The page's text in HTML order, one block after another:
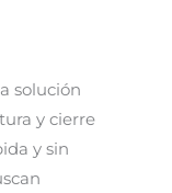
solución
y cierre
y sin